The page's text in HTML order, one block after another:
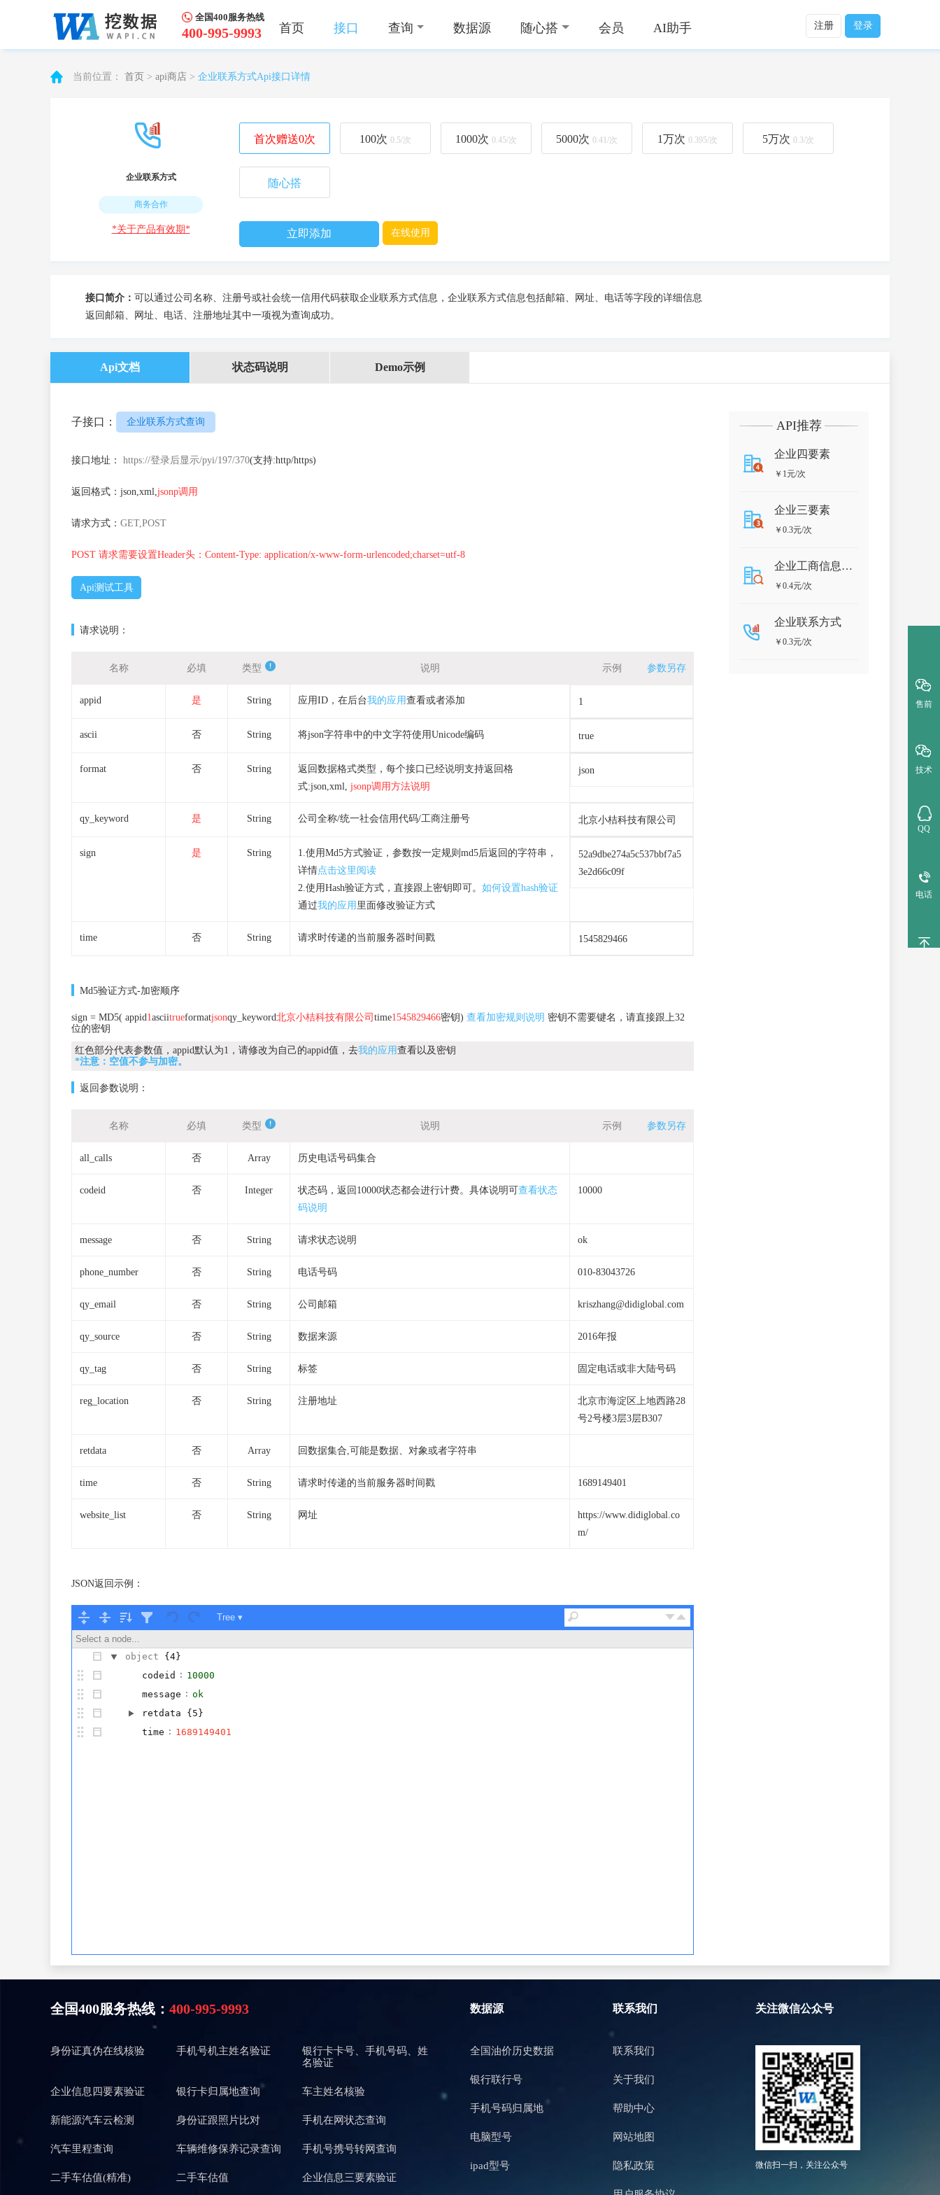
全国400服务热线
400-995-9993 首页 接口 查询 数据源 随心搭 会员 AI助手 注册 登录
当前位置： 首页 > api商店 > 企业联系方式Api接口详情
企业联系方式
商务合作
*关于产品有效期*
首次赠送0次 100次 0.5/次 1000次 0.45/次 5000次 0.41/次 1万次 0.395/次 5万次 0.3/次
随心搭
立即添加 在线使用
接口简介： 可以通过公司名称、注册号或社会统一信用代码获取企业联系方式信息，企业联系方式信息包括邮箱、网址、电话等字段的详细信息
返回邮箱、网址、电话、注册地址其中一项视为查询成功。
Api文档 状态码说明 Demo示例
API推荐
企业四要素
￥1元/次
企业三要素
￥0.3元/次
企业工商信息查询
￥0.4元/次
企业联系方式
￥0.3元/次
子接口： 企业联系方式查询
接口地址： https://登录后显示/pyi/197/370(支持:http/https)
返回格式：json,xml, jsonp调用
请求方式： GET,POST
POST 请求需要设置Header头：Content-Type: application/x-www-form-urlencoded;charset=utf-8
Api测试工具
请求说明：
名称 必填 类型 说明 示例 参数另存
appid 是 String 应用ID，在后台我的应用查看或者添加 1
ascii 否 String 将json字符串中的中文字符使用Unicode编码 true
format 否 String
返回数据格式类型，每个接口已经说明支持返回格
式:json,xml, jsonp调用方法说明
json
qy_keyword 是 String 公司全称/统一社会信用代码/工商注册号 北京小桔科技有限公司
sign 是 String
1.使用Md5方式验证，参数按一定规则md5后返回的字符串，
详情点击这里阅读
2.使用Hash验证方式，直接跟上密钥即可。 如何设置hash验证
通过我的应用 里面修改验证方式
52a9dbe274a5c537bbf7a5
3e2d66c09f
time 否 String 请求时传递的当前服务器时间戳 1545829466
Md5验证方式-加密顺序
sign = MD5( appid1asciitrueformatjsonqy_keyword北京小桔科技有限公司 time1545829466密钥) 查看加密规则说明 密钥不需要键名，请直接跟上32
位的密钥
红色部分代表参数值，appid默认为1，请修改为自己的appid值，去我的应用查看以及密钥
*注意：空值不参与加密。
返回参数说明：
名称 必填 类型 说明 示例 参数另存
all_calls 否 Array 历史电话号码集合
codeid 否 Integer 状态码，返回10000状态都会进行计费。具体说明可查看状态
码说明
10000
message 否 String 请求状态说明 ok
phone_number 否 String 电话号码 010-83043726
qy_email 否 String 公司邮箱 kriszhang@didiglobal.com
qy_source 否 String 数据来源 2016年报
qy_tag 否 String 标签 固定电话或非大陆号码
reg_location 否 String 注册地址
北京市海淀区上地西路28
号2号楼3层3层B307
retdata 否 Array 回数据集合,可能是数据、对象或者字符串
time 否 String 请求时传递的当前服务器时间戳 1689149401
website_list 否 String 网址
https://www.didiglobal.co
m/
JSON返回示例：
Tree ▾
Select a node...
object
{4}
codeid : 10000
message : ok
retdata
{5}
time : 1689149401
全国400服务热线： 400-995-9993
身份证真伪在线核验 手机号机主姓名验证
银行卡卡号、手机号码、姓
名验证
企业信息四要素验证 银行卡归属地查询 车主姓名核验
新能源汽车云检测 身份证跟照片比对 手机在网状态查询
汽车里程查询 车辆维修保养记录查询 手机号携号转网查询
二手车估值(精准) 二手车估值 企业信息三要素验证
数据源
全国油价历史数据
银行联行号
手机号码归属地
电脑型号
ipad型号
联系我们
联系我们
关于我们
帮助中心
网站地图
隐私政策
关注微信公众号
微信扫一扫，关注公众号
售前
技术
QQ
电话